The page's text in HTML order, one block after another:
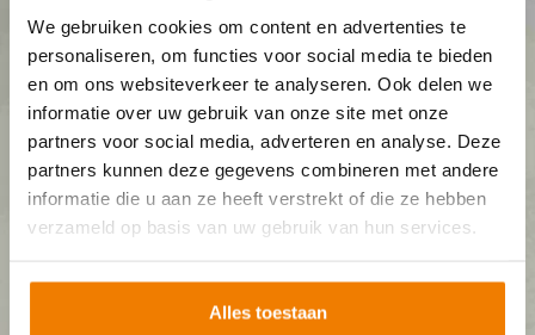
We gebruiken cookies om content en advertenties te
personaliseren, om functies voor social media te bieden
en om ons websiteverkeer te analyseren. Ook delen we
informatie over uw gebruik van onze site met onze
partners voor social media, adverteren en analyse. Deze
partners kunnen deze gegevens combineren met andere
informatie die u aan ze heeft verstrekt of die ze hebben
verzameld op basis van uw gebruik van hun services.
Alles toestaan